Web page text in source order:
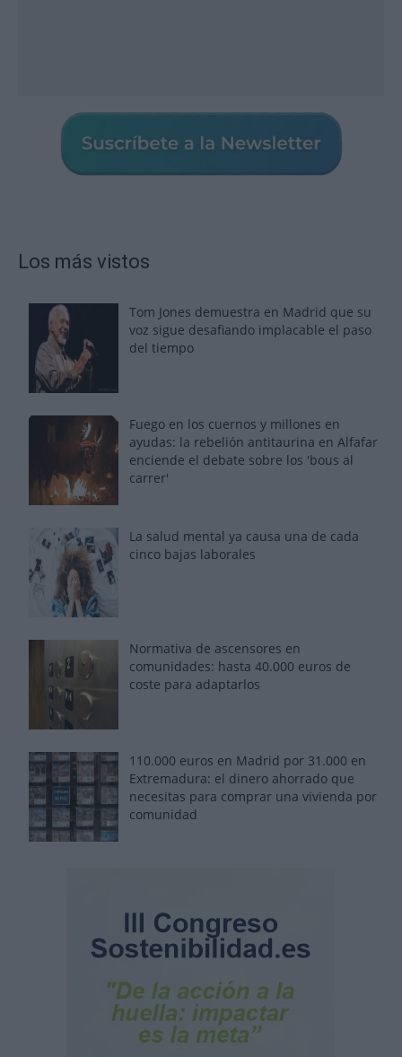
Los más vistos
Tom Jones demuestra en Madrid que su
voz sigue desafiando implacable el paso
del tiempo
Fuego en los cuernos y millones en
ayudas: la rebelión antitaurina en Alfafar
enciende el debate sobre los 'bous al
carrer'
La salud mental ya causa una de cada
cinco bajas laborales
Normativa de ascensores en
comunidades: hasta 40.000 euros de
coste para adaptarlos
110.000 euros en Madrid por 31.000 en
Extremadura: el dinero ahorrado que
necesitas para comprar una vivienda por
comunidad